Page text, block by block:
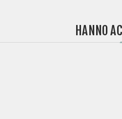
HANNO